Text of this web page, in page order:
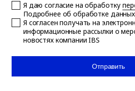
Я даю согласие на обработку
Подробнее об обработке
Я согласен получать на
информационные рассылки о
новостях компании IBS
Отправить